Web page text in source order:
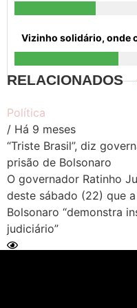
Vizinho solidário, onde
RELACIONADOS
Política
/ Há 9 meses
“Triste Brasil”, diz
prisão de Bolsonaro
O governador Ratinho
deste sábado (22) que
Bolsonaro “demonstra
judiciário”